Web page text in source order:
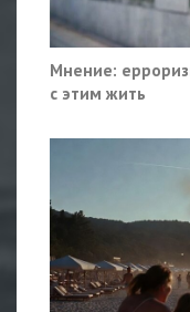
Мнение:
с этим жить